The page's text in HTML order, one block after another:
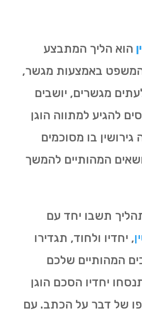
הוא הליך המתבצע
באמצעות מגשר,
מגשרים, יושבים
להגיע למתווה הוגן
גירושין בו מסוכמים
המהותיים להמשך
תשבו יחד עם
, יחדיו ולחוד, תגדירו
המהותיים שלכם
יחדיו הסכם הוגן
של דבר על הכתב. עם